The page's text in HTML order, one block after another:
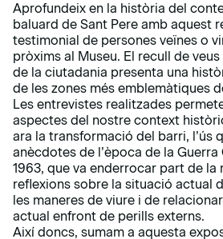
Aprofundeix en la història del
baluard de Sant Pere amb aquest
testimonial de persones veïnes o
pròxims al Museu. El recull de
de la ciutadania presenta una
de les zones més emblemàtiques
Les entrevistes realitzades
aspectes del nostre context
ara la transformació del barri, l’ús
anècdotes de l’època de la Guerra
1963, que va enderrocar part de la
reflexions sobre la situació actual
les maneres de viure i de
actual enfront de perills externs.
Així doncs, sumam a aquesta